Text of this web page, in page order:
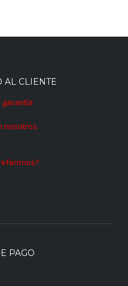
AL CLIENTE
garantía
nosotros
PAGO